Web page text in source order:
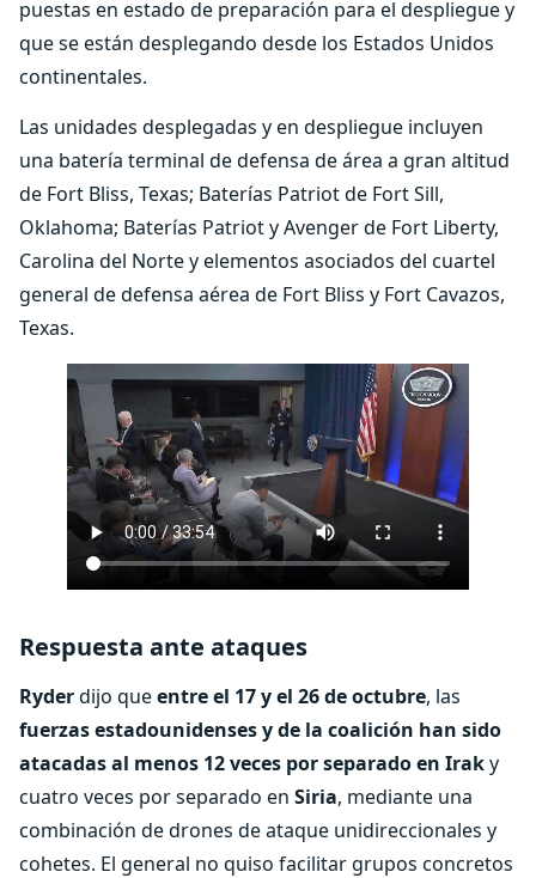
puestas en estado de preparación para el despliegue y
que se están desplegando desde los Estados Unidos
continentales.
Las unidades desplegadas y en despliegue incluyen
una batería terminal de defensa de área a gran altitud
de Fort Bliss, Texas; Baterías Patriot de Fort Sill,
Oklahoma; Baterías Patriot y Avenger de Fort Liberty,
Carolina del Norte y elementos asociados del cuartel
general de defensa aérea de Fort Bliss y Fort Cavazos,
Texas.
Respuesta ante ataques
Ryderdijo queentre el 17 y el 26 de octubre, las
fuerzas estadounidenses y de la coalición han sido
atacadas al menos 12 veces por separado en Iraky
cuatro veces por separado en Siria, mediante una
combinación de drones de ataque unidireccionales y
cohetes. El general no quiso facilitar grupos concretos